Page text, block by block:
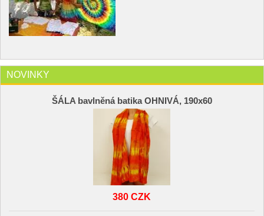
NOVINKY
ŠÁLA bavlněná batika OHNIVÁ, 190x60
380 CZK